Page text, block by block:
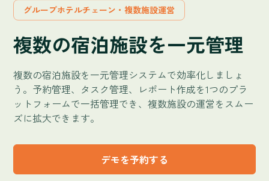
グループホテルチェーン・複数施設運営
複数の宿泊施設を一元管理
複数の宿泊施設を一元管理システムで効率化しましょ
う。予約管理、タスク管理、レポート作成を1つのプラ
ットフォームで一括管理でき、複数施設の運営をスムー
ズに拡大できます。
デモを予約する